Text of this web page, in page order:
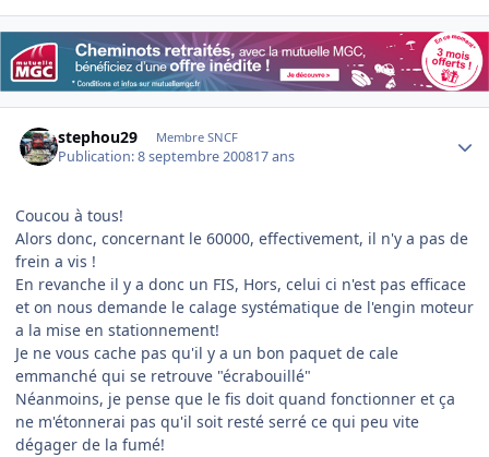
stephou29 Membre SNCF
Publication:8 septembre 200817 ans
Coucou à tous!
Alors donc, concernant le 60000, effectivement, il n'y a pas de
frein a vis !
En revanche il y a donc un FIS, Hors, celui ci n'est pas efficace
et on nous demande le calage systématique de l'engin moteur
a la mise en stationnement!
Je ne vous cache pas qu'il y a un bon paquet de cale
emmanché qui se retrouve "écrabouillé"
Néanmoins, je pense que le fis doit quand fonctionner et ça
ne m'étonnerai pas qu'il soit resté serré ce qui peu vite
dégager de la fumé!